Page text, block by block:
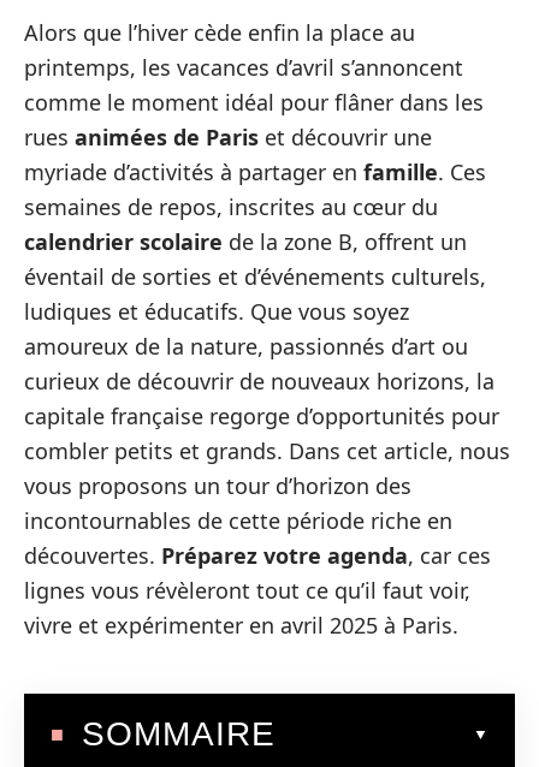
Alors que l’hiver cède enfin la place au
printemps, les vacances d’avril s’annoncent
comme le moment idéal pour flâner dans les
rues animées de Paris et découvrir une
myriade d’activités à partager en famille. Ces
semaines de repos, inscrites au cœur du
calendrier scolaire de la zone B, offrent un
éventail de sorties et d’événements culturels,
ludiques et éducatifs. Que vous soyez
amoureux de la nature, passionnés d’art ou
curieux de découvrir de nouveaux horizons, la
capitale française regorge d’opportunités pour
combler petits et grands. Dans cet article, nous
vous proposons un tour d’horizon des
incontournables de cette période riche en
découvertes. Préparez votre agenda, car ces
lignes vous révèleront tout ce qu’il faut voir,
vivre et expérimenter en avril 2025 à Paris.
SOMMAIRE